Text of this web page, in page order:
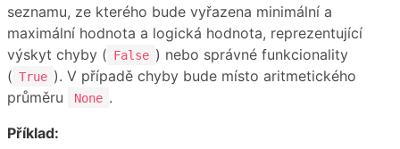
seznamu, ze kterého bude vyřazena minimální a
maximální hodnota a logická hodnota, reprezentující
výskyt chyby ( False ) nebo správné funkcionality
( True ). V případě chyby bude místo aritmetického
průměru
None .
Příklad: